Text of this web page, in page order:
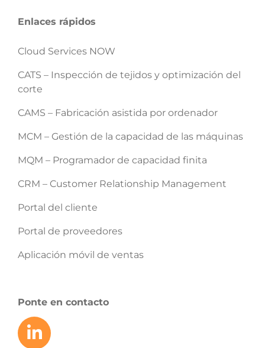
Enlaces rápidos
Cloud Services NOW
CATS – Inspección de tejidos y optimización del
corte
CAMS – Fabricación asistida por ordenador
MCM – Gestión de la capacidad de las máquinas
MQM – Programador de capacidad finita
CRM – Customer Relationship Management
Portal del cliente
Portal de proveedores
Aplicación móvil de ventas
Ponte en contacto